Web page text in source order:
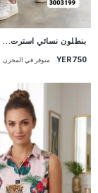
جديد
بنطلون نسائي استرت...
YER750 متوفر في المخزن